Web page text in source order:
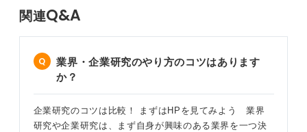
その企業は本当に安心なのでしょうか。
ではない
で、通信、自動車、エネルギー、素材分野などを幅広く
手がけています。
関連Q&A
業界・企業研究のやり方のコツはあります
か？
企業研究のコツは比較！ まずはHPを見てみよう 業界
研究や企業研究は、まず自身が興味のある業界を一つ決